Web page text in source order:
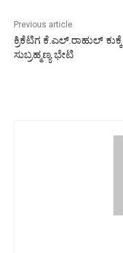
Previous article
ಕ್ರಿಕೆಟಿಗ ಕೆ.ಎಲ್.ರಾಹುಲ್ ಕುಕ್ಕೆ
ಸುಬ್ರಹ್ಮಣ್ಯ ಭೇಟಿ